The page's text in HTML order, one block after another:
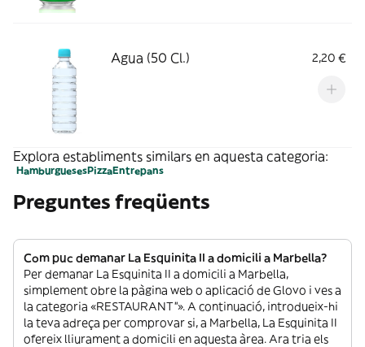
Agua (50 Cl.) 2,20 €
Explora establiments similars en aquesta categoria:
HamburguesesPizzaEntrepans
Preguntes freqüents
Com puc demanar La Esquinita II a domicili a Marbella?
Per demanar La Esquinita II a domicili a Marbella,
simplement obre la pàgina web o aplicació de Glovo i ves a
la categoria «RESTAURANT”». A continuació, introdueix-hi
la teva adreça per comprovar si, a Marbella, La Esquinita II
ofereix lliurament a domicili en aquesta àrea. Ara tria els